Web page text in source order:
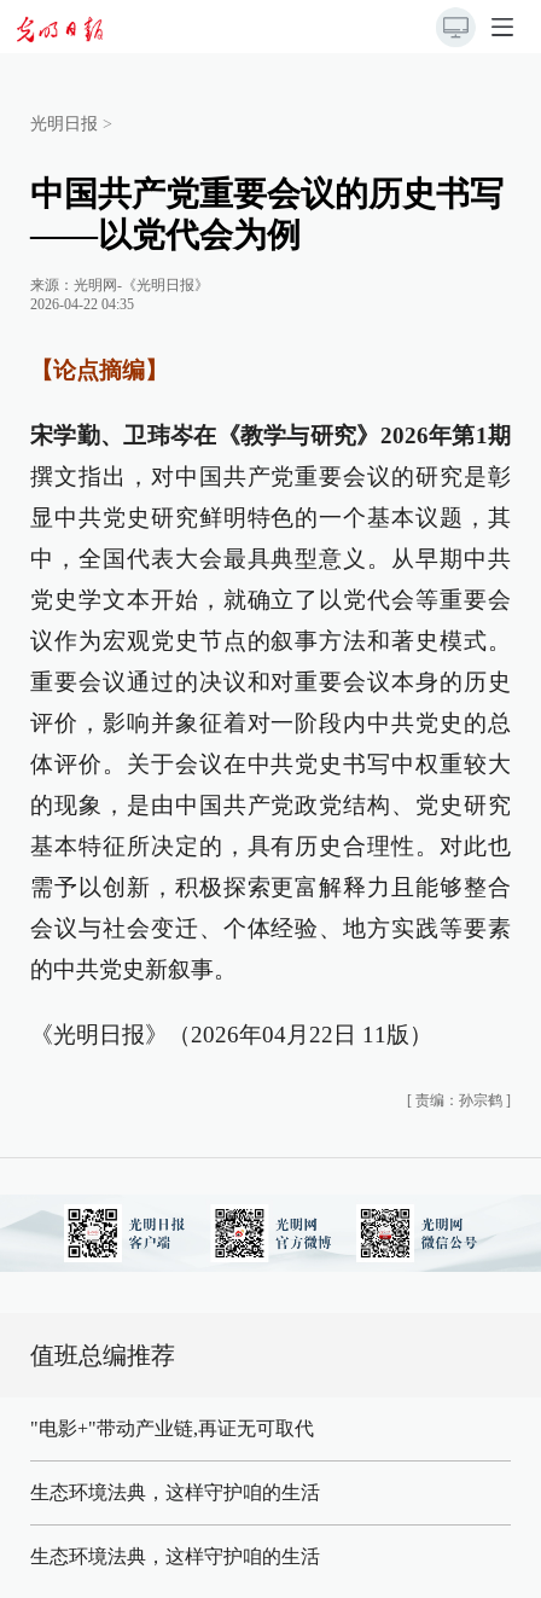
光明日报 >
中国共产党重要会议的历史书写
——以党代会为例
来源： 光明网-《光明日报》
2026-04-22 04:35
【论点摘编】
宋学勤、卫玮岑在《教学与研究》2026年第1期
撰文指出，对中国共产党重要会议的研究是彰
显中共党史研究鲜明特色的一个基本议题，其
中，全国代表大会最具典型意义。从早期中共
党史学文本开始，就确立了以党代会等重要会
议作为宏观党史节点的叙事方法和著史模式。
重要会议通过的决议和对重要会议本身的历史
评价，影响并象征着对一阶段内中共党史的总
体评价。关于会议在中共党史书写中权重较大
的现象，是由中国共产党政党结构、党史研究
基本特征所决定的，具有历史合理性。对此也
需予以创新，积极探索更富解释力且能够整合
会议与社会变迁、个体经验、地方实践等要素
的中共党史新叙事。
《光明日报》（2026年04月22日 11版）
[ 责编：孙宗鹤 ]
值班总编推荐
"电影+"带动产业链,再证无可取代
生态环境法典，这样守护咱的生活
生态环境法典，这样守护咱的生活